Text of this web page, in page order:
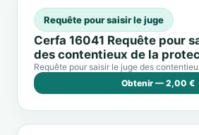
Requête pour saisir le juge
Cerfa 16041 Requête pour
des contentieux de la
Requête pour saisir le juge des
Obtenir — 2,00 €